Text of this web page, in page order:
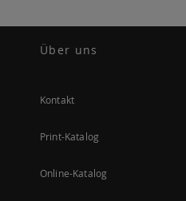
Über uns
Kontakt
Print-Katalog
Online-Katalog